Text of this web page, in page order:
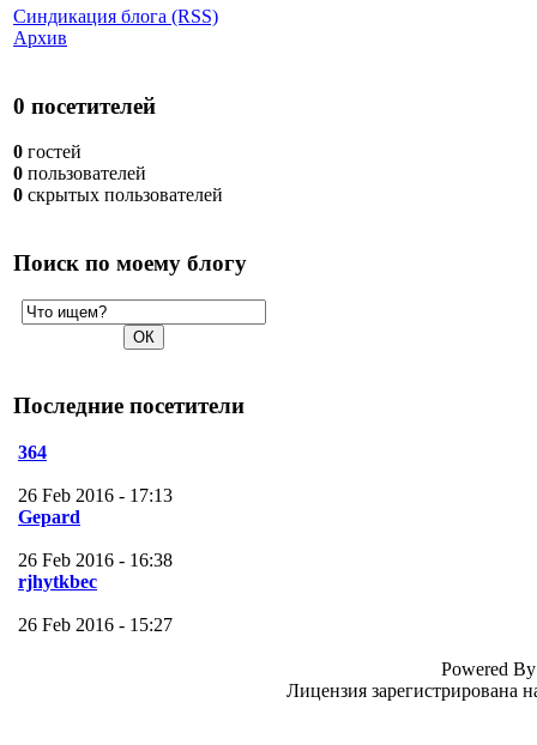
Синдикация блога (RSS)
Архив
0 посетителей
0 гостей
0 пользователей
0 скрытых пользователей
Поиск по моему блогу
Последние посетители
364
26 Feb 2016 - 17:13
Gepard
26 Feb 2016 - 16:38
rjhytkbec
26 Feb 2016 - 15:27
Powered
Лицензия зарегистрирована